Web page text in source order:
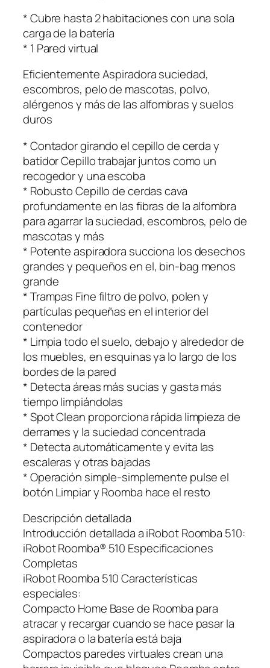
* Cubre hasta 2 habitaciones con una sola
carga de la batería
* 1 Pared virtual
Eficientemente Aspiradora suciedad,
escombros, pelo de mascotas, polvo,
alérgenos y más de las alfombras y suelos
duros
* Contador girando el cepillo de cerda y
batidor Cepillo trabajar juntos como un
recogedor y una escoba
* Robusto Cepillo de cerdas cava
profundamente en las fibras de la alfombra
para agarrar la suciedad, escombros, pelo de
mascotas y más
* Potente aspiradora succiona los desechos
grandes y pequeños en el, bin-bag menos
grande
* Trampas Fine filtro de polvo, polen y
partículas pequeñas en el interior del
contenedor
* Limpia todo el suelo, debajo y alrededor de
los muebles, en esquinas ya lo largo de los
bordes de la pared
* Detecta áreas más sucias y gasta más
tiempo limpiándolas
* Spot Clean proporciona rápida limpieza de
derrames y la suciedad concentrada
* Detecta automáticamente y evita las
escaleras y otras bajadas
* Operación simple-simplemente pulse el
botón Limpiar y Roomba hace el resto
Descripción detallada
Introducción detallada a iRobot Roomba 510:
iRobot Roomba® 510 Especificaciones
Completas
iRobot Roomba 510 Características
especiales:
Compacto Home Base de Roomba para
atracar y recargar cuando se hace pasar la
aspiradora o la batería está baja
Compactos paredes virtuales crean una